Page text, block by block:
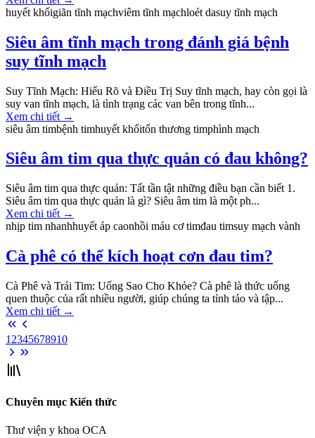
huyết khốigiãn tĩnh mạchviêm tĩnh mạchloét dasuy tĩnh mạch
Siêu âm tĩnh mạch trong đánh giá bệnh
suy tĩnh mạch
Suy Tĩnh Mạch: Hiểu Rõ và Điều Trị Suy tĩnh mạch, hay còn gọi là
suy van tĩnh mạch, là tình trạng các van bên trong tĩnh...
Xem chi tiết →
siêu âm timbệnh timhuyết khốitổn thương timphình mạch
Siêu âm tim qua thực quản có đau không?
Siêu âm tim qua thực quản: Tất tần tật những điều bạn cần biết 1.
Siêu âm tim qua thực quản là gì? Siêu âm tim là một ph...
Xem chi tiết →
nhịp tim nhanhhuyết áp caonhồi máu cơ timđau timsuy mạch vành
Cà phê có thể kích hoạt cơn đau tim?
Cà Phê và Trái Tim: Uống Sao Cho Khỏe? Cà phê là thức uống
quen thuộc của rất nhiều người, giúp chúng ta tỉnh táo và tập...
Xem chi tiết →
1 2345678910
Chuyên mục Kiến thức
Thư viện y khoa OCA